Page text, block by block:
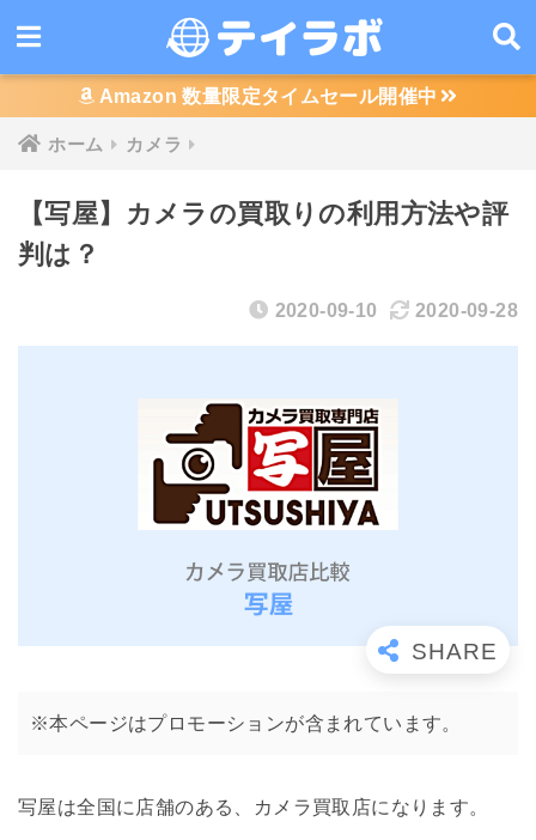
Amazon 数量限定タイムセール開催中
ホーム カメラ
【写屋】カメラの買取りの利用方法や評
判は？
2020-09-10 2020-09-28
※本ページはプロモーションが含まれています。
写屋は全国に店舗のある、カメラ買取店になります。